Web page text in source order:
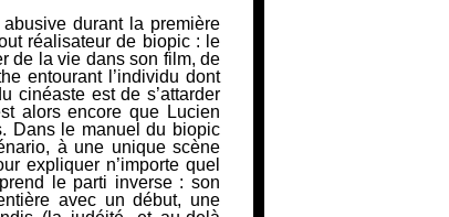
durant la première
réalisateur de biopic : le
de la vie dans son film, de
entourant l’individu dont
cinéaste est de s’attarder
alors encore que Lucien
Dans le manuel du biopic
à une unique scène
expliquer n’importe quel
le parti inverse : son
avecun début, une